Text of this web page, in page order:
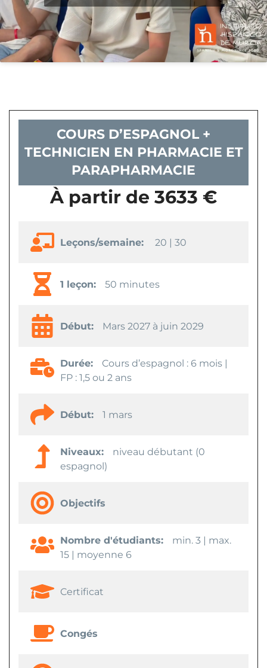
COURS D’ESPAGNOL +
TECHNICIEN EN PHARMACIE ET
PARAPHARMACIE
À partir de 3633 €
Leçons/semaine: 20 | 30
1 leçon: 50 minutes
Début: Mars 2027 à juin 2029
Durée:
Cours d’espagnol : 6 mois |
FP : 1,5 ou 2 ans
Début: 1 mars
Niveaux:
niveau débutant (0
espagnol)
Objectifs
Nombre d'étudiants:
min. 3 | max.
15 | moyenne 6
Certificat
Congés